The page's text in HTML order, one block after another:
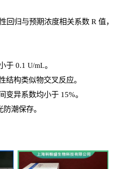
回归与预期浓度相关系数 R 值，
于0.1 U/mL。
结构类似物交叉反应。
变异系数均小于15%。
防潮保存。